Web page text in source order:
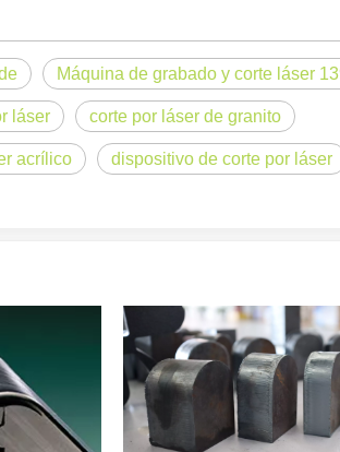
en rápida evolución de la
Máquina de grabado y corte láser
láser corte por láser de granito
acrílico dispositivo de corte por láser